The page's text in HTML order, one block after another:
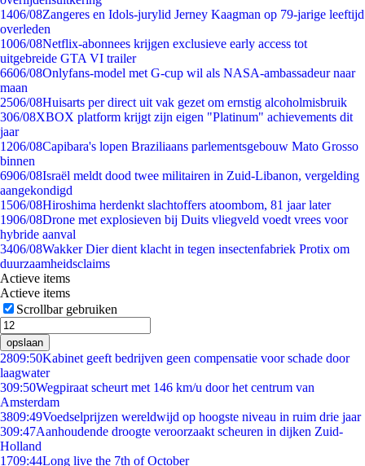
1406/08Zangeres en Idols-jurylid Jerney Kaagman op 79-jarige leeftijd
overleden
1006/08Netflix-abonnees krijgen exclusieve early access tot
uitgebreide GTA VI trailer
6606/08Onlyfans-model met G-cup wil als NASA-ambassadeur naar
maan
2506/08Huisarts per direct uit vak gezet om ernstig alcoholmisbruik
306/08XBOX platform krijgt zijn eigen "Platinum" achievements dit
jaar
1206/08Capibara's lopen Braziliaans parlementsgebouw Mato Grosso
binnen
6906/08Israël meldt dood twee militairen in Zuid-Libanon, vergelding
aangekondigd
1506/08Hiroshima herdenkt slachtoffers atoombom, 81 jaar later
1906/08Drone met explosieven bij Duits vliegveld voedt vrees voor
hybride aanval
3406/08Wakker Dier dient klacht in tegen insectenfabriek Protix om
duurzaamheidsclaims
Actieve items
Actieve items
Scrollbar gebruiken
opslaan
2809:50Kabinet geeft bedrijven geen compensatie voor schade door
laagwater
309:50Wegpiraat scheurt met 146 km/u door het centrum van
Amsterdam
3809:49Voedselprijzen wereldwijd op hoogste niveau in ruim drie jaar
309:47Aanhoudende droogte veroorzaakt scheuren in dijken Zuid-
Holland
1709:44Long live the 7th of October